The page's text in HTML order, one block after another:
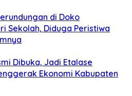
di Doko
Sekolah, Diduga Peristiwa
Dibuka, Jadi Etalase
Ekonomi Kabupaten